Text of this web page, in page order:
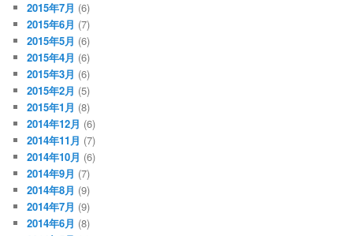
2015年7月 (6)
2015年6月 (7)
2015年5月 (6)
2015年4月 (6)
2015年3月 (6)
2015年2月 (5)
2015年1月 (8)
2014年12月 (6)
2014年11月 (7)
2014年10月 (6)
2014年9月 (7)
2014年8月 (9)
2014年7月 (9)
2014年6月 (8)